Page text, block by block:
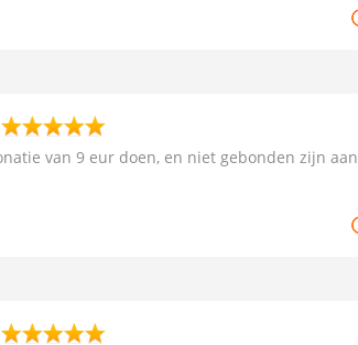
van 9 eur doen, en niet gebonden zijn aan